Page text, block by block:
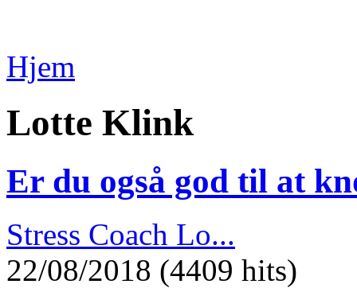
Hjem
Lotte Klink
Er du også god til at
Stress Coach Lo...
22/08/2018 (4409 hits)